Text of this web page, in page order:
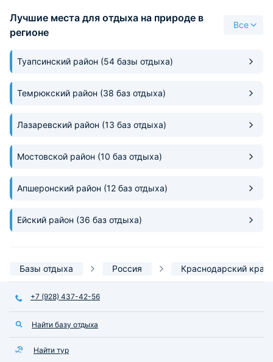
хотите расслабиться и никуда не
бежать, этот вариант подходит
все блюда отеля,
респект, все
отдельный
шумоизоляция 10
наблюдая за
входила в
холодильник.
оборудована.
месте !!! Были во
решим куда
Лучшие места для отдыха на природе в
регионе
Все
Туапсинский район (54 базы отдыха)
Темрюкский район (38 баз отдыха)
Лазаревский район (13 баз отдыха)
Мостовской район (10 баз отдыха)
Апшеронский район (12 баз отдыха)
Ейский район (36 баз отдыха)
Базы отдыха Россия Краснодарский край
+7 (928) 437-42-56
Найти базу отдыха
Найти тур